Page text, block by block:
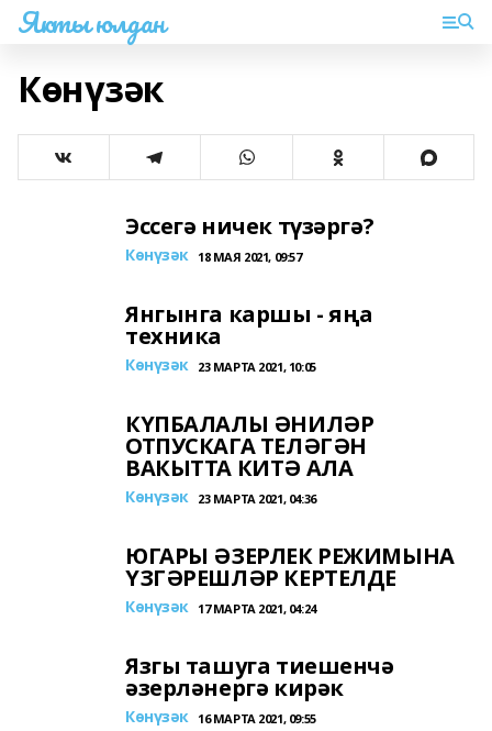
Якты юлдан
Көнүзәк
Эссегә ничек түзәргә?
Көнүзәк 18 МАЯ 2021, 09:57
Янгынга каршы - яңа
техника
Көнүзәк 23 МАРТА 2021, 10:05
КҮПБАЛАЛЫ ӘНИЛӘР
ОТПУСКАГА ТЕЛӘГӘН
ВАКЫТТА КИТӘ АЛА
Көнүзәк 23 МАРТА 2021, 04:36
ЮГАРЫ ӘЗЕРЛЕК РЕЖИМЫНА
ҮЗГӘРЕШЛӘР КЕРТЕЛДЕ
Көнүзәк 17 МАРТА 2021, 04:24
Язгы ташуга тиешенчә
әзерләнергә кирәк
Көнүзәк 16 МАРТА 2021, 09:55